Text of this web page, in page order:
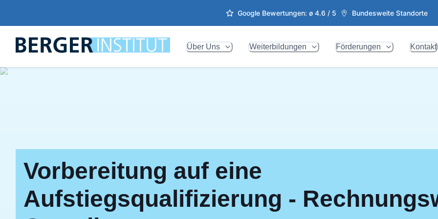
Google Bewertungen: ø 4.6 / 5 Bundesweite Standorte
Über Uns Weiterbildungen Förderungen Kontakt
Vorbereitung auf eine
Aufstiegsqualifizierung -